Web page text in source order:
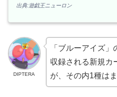
出典:遊戯王ニューロン
DIPTERA
「ブルーアイズ
収録される新規カ
が、その内1種は